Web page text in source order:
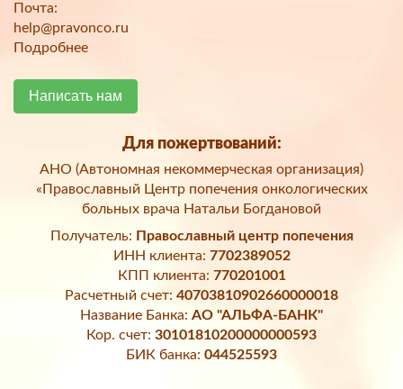
Почта:
help@pravonco.ru
Подробнее
Написать нам
Для пожертвований:
АНО (Автономная некоммерческая организация)
«Православный Центр попечения онкологических
больных врача Натальи Богдановой
Получатель: Православный центр попечения
ИНН клиента: 7702389052
КПП клиента: 770201001
Расчетный счет: 40703810902660000018
Название Банка: АО "АЛЬФА-БАНК"
Кор. счет: 30101810200000000593
БИК банка: 044525593